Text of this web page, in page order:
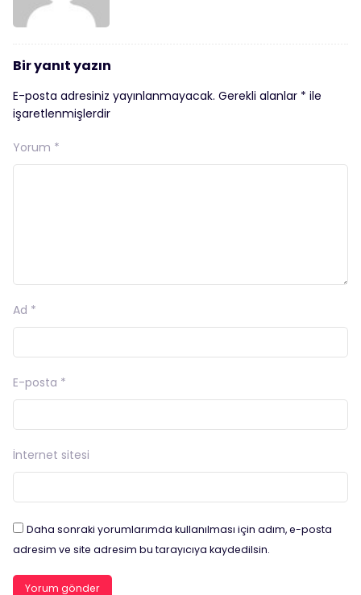
Bir yanıt yazın
E-posta adresiniz yayınlanmayacak. Gerekli alanlar * ile
işaretlenmişlerdir
Yorum *
Ad *
E-posta *
İnternet sitesi
Daha sonraki yorumlarımda kullanılması için adım, e-posta
adresim ve site adresim bu tarayıcıya kaydedilsin.